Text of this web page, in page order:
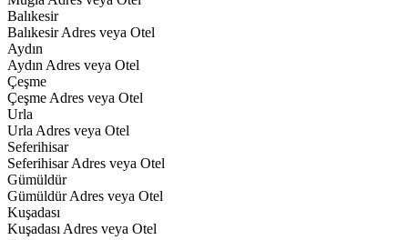
Balıkesir
Balıkesir Adres veya Otel
Aydın
Aydın Adres veya Otel
Çeşme
Çeşme Adres veya Otel
Urla
Urla Adres veya Otel
Seferihisar
Seferihisar Adres veya Otel
Gümüldür
Gümüldür Adres veya Otel
Kuşadası
Kuşadası Adres veya Otel